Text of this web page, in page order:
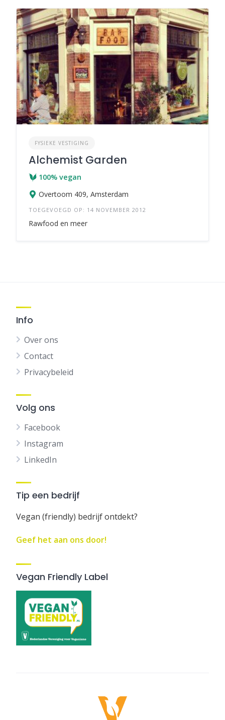
FYSIEKE VESTIGING
Alchemist Garden
100% vegan
Overtoom 409, Amsterdam
TOEGEVOEGD OP: 14 NOVEMBER 2012
Rawfood en meer
Info
Over ons
Contact
Privacybeleid
Volg ons
Facebook
Instagram
LinkedIn
Tip een bedrijf
Vegan (friendly) bedrijf ontdekt?
Geef het aan ons door!
Vegan Friendly Label